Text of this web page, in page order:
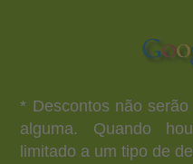
* Descontos não
alguma. Quando
limitado a um tipo de